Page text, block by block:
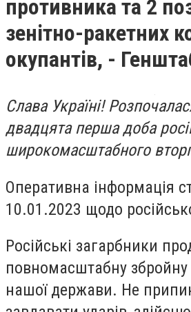
противника та 2
зенітно-ракетних
окупантів, -
Слава Україні!
двадцята перша доба
широкомасштабного
Оперативна інформація
10.01.2023 щодо
Російські загарбники
повномасштабну збройну
нашої держави. Не